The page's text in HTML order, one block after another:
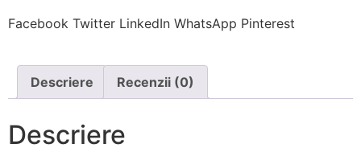
Facebook Twitter LinkedIn WhatsApp Pinterest
Descriere Recenzii (0)
Descriere